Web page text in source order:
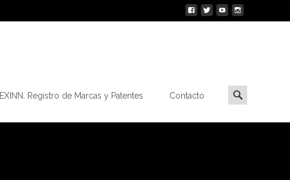
EXINN. Registro de Marcas y Patentes Contacto
Buscar
por: